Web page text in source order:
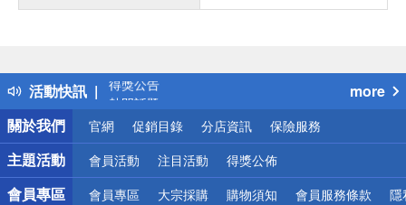
活動快訊
得獎公告
熱門話題
銀行優惠
偏遠地區配送
詐騙網頁！請小心！
more
關於我們
官網 促銷目錄 分店資訊 保險服務
主題活動 會員活動 注目活動 得獎公佈
會員專區 會員專區 大宗採購 購物須知 會員服務條款 隱